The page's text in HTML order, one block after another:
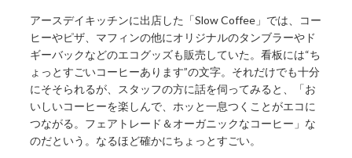
アースデイキッチンに出店した「Slow Coffee」では、コー
ヒーやピザ、マフィンの他にオリジナルのタンブラーやド
ギーバックなどのエコグッズも販売していた。看板には“ち
ょっとすごいコーヒーあります”の文字。それだけでも十分
にそそられるが、スタッフの方に話を伺ってみると、「お
いしいコーヒーを楽しんで、ホッと一息つくことがエコに
つながる。フェアトレード＆オーガニックなコーヒー」な
のだという。なるほど確かにちょっとすごい。